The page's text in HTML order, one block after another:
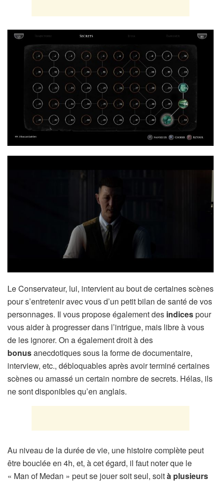
Le Conservateur, lui, intervient au bout de certaines scènes
pour s’entretenir avec vous d’un petit bilan de santé de vos
personnages. Il vous propose également des indicespour
vous aider à progresser dans l’intrigue, mais libre à vous
de les ignorer. On a également droit à des
bonusanecdotiques sous la forme de documentaire,
interview, etc., débloquables après avoir terminé certaines
scènes ou amassé un certain nombre de secrets. Hélas, ils
ne sont disponibles qu’en anglais.
Au niveau de la durée de vie, une histoire complète peut
être bouclée en 4h, et, à cet égard, il faut noter que le
« Man of Medan » peut se jouer soit seul, soità plusieurs